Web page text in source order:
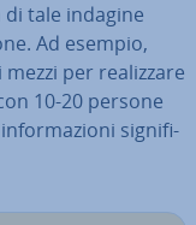
di tale indagine
Ad esempio,
per rea­liz­za­re
10-20 persone
si­gni­fi­